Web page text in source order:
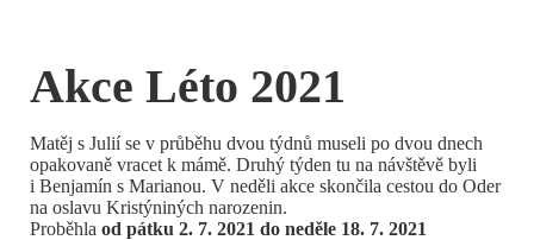
Akce Léto 2021
Matěj s Julií se v průběhu dvou týdnů museli po dvou dnech
opakovaně vracet k mámě. Druhý týden tu na návštěvě byli
i Benjamín s Marianou. V neděli akce skončila cestou do Oder
na oslavu Kristýniných narozenin.
Proběhla od pátku 2. 7. 2021 do neděle 18. 7. 2021